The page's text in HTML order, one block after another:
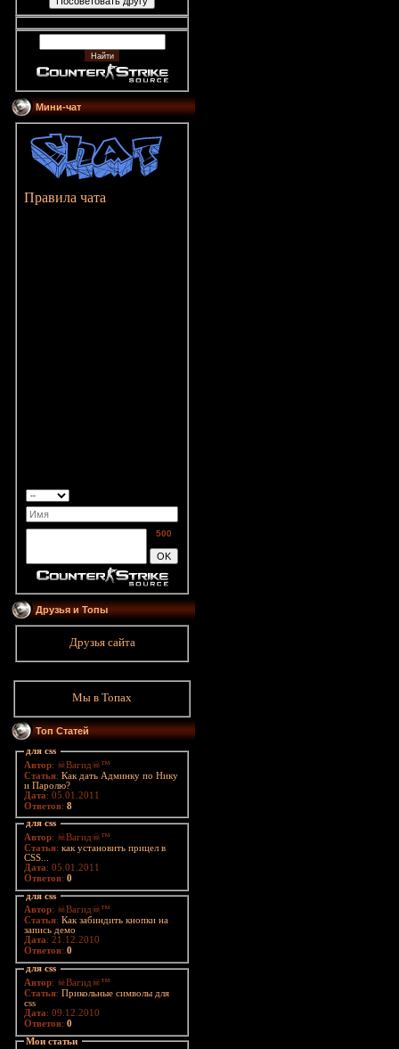
Мини-чат
Правила чата
500
Друзья и Топы
Друзья сайта
Мы в Топах
Топ Статей
для css
Автор: ☠Вагид☠™
Статья: Как дать Админку по Нику
и Паролю?
Дата: 05.01.2011
Ответов: 8
для css
Автор: ☠Вагид☠™
Статья: как установить прицел в
CSS...
Дата: 05.01.2011
Ответов: 0
для css
Автор: ☠Вагид☠™
Статья: Как забиндить кнопки на
запись демо
Дата: 21.12.2010
Ответов: 0
для css
Автор: ☠Вагид☠™
Статья: Прикольные символы для
css
Дата: 09.12.2010
Ответов: 0
Мои статьи